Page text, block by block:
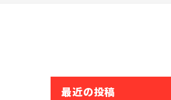
最近の投稿